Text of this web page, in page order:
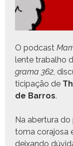
O pod­cast
lente tra­bal­ho
gra­ma 362,
tic­i­pação de
de Bar­ros.
Na aber­tu­ra
toma cora­josa
deixan­do